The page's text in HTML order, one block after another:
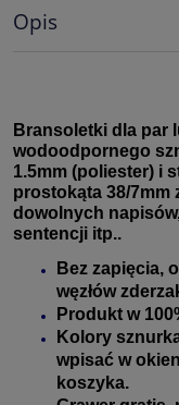
Opis
Bransoletki dla par
wodoodpornego
1.5mm (poliester) i
prostokąta 38/7mm
dowolnych
sentencji itp..
Bez zapięcia,
węzłów
Produkt w
Kolory
wpisać w
koszyka.